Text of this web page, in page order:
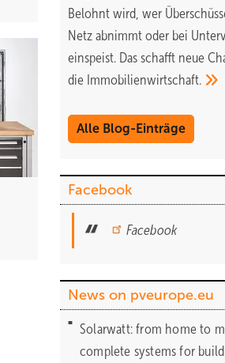
die
Belohnt wird, wer
Netz abnimmt oder bei
einspeist. Das schafft neue
die Immobilienwirtschaft.
Alle Blog-Einträge
Facebook
Facebook
News on pveurope.eu
Solarwatt: from home to
complete systems for